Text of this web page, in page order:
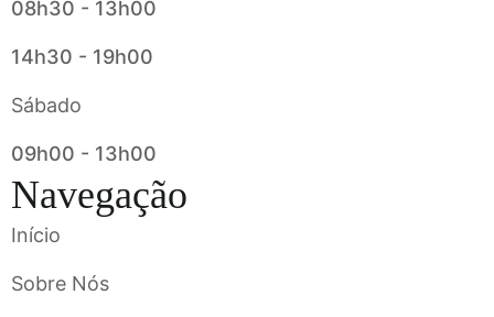
08h30 - 13h00
14h30 - 19h00
Sábado
09h00 - 13h00
Navegação
Início
Sobre Nós